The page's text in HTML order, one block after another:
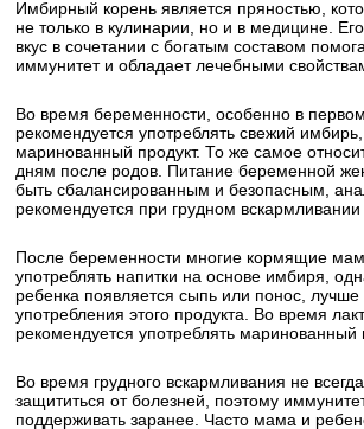
Имбирный корень является пряностью,
не только в кулинарии, но и в медицине.
вкус в сочетании с богатым составом
иммунитет и обладает лечебными
Во время беременности, особенно в
рекомендуется употреблять свежий
маринованный продукт. То же самое
дням после родов. Питание беременной
быть сбалансированным и безопасным,
рекомендуется при грудном вскармливании
После беременности многие кормящие
употреблять напитки на основе имбиря,
ребенка появляется сыпь или понос, лучше
употребления этого продукта. Во время
рекомендуется употреблять маринованный
Во время грудного вскармливания не
защититься от болезней, поэтому
поддерживать заранее. Часто мама и